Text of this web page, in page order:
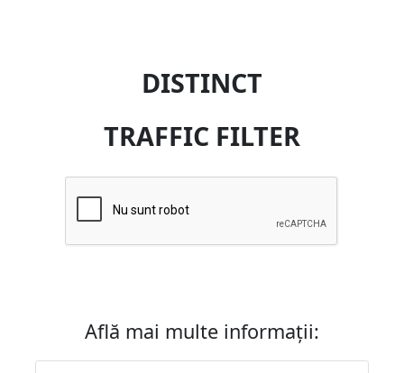
DISTINCT
TRAFFIC FILTER
Află mai multe informații: